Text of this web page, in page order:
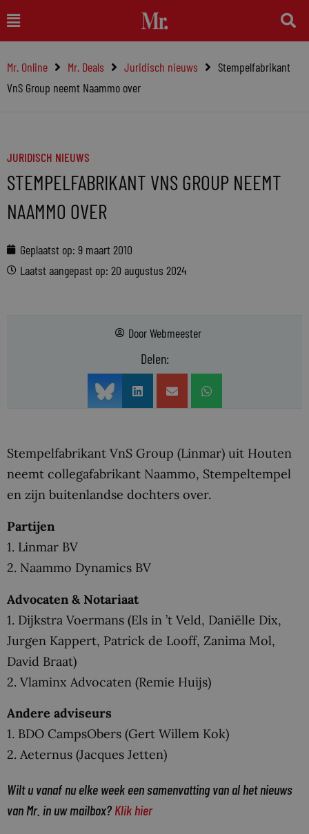
naar
inhoud
Main
Menu
Mr. Online Mr. Deals Juridisch nieuws
Stempelfabrikant
VnS Group neemt Naammo over
JURIDISCH NIEUWS
STEMPELFABRIKANT VNS GROUP NEEMT
NAAMMO OVER
Geplaatst op: 9 maart 2010
Laatst aangepast op: 20 augustus 2024
DoorWebmeester
Delen:
Stempelfabrikant VnS Group (Linmar) uit Houten
neemt collegafabrikant Naammo, Stempeltempel
en zijn buitenlandse dochters over.
Partijen
1. Linmar BV
2. Naammo Dynamics BV
Advocaten & Notariaat
1. Dijkstra Voermans (Els in ’t Veld, Daniëlle Dix,
Jurgen Kappert, Patrick de Looff, Zanima Mol,
David Braat)
2. Vlaminx Advocaten (Remie Huijs)
Andere adviseurs
1. BDO CampsObers (Gert Willem Kok)
2. Aeternus (Jacques Jetten)
Wilt u vanaf nu elke week een samenvatting van al het nieuws
van Mr. in uw mailbox? Klik hier